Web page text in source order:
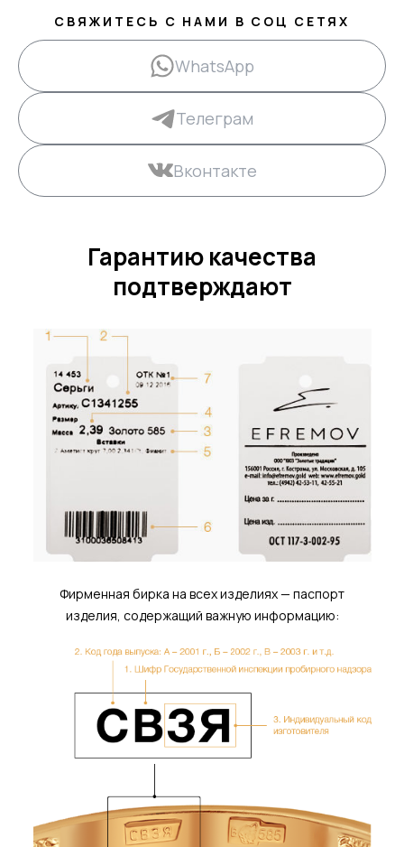
СВЯЖИТЕСЬ С НАМИ В СОЦ СЕТЯХ
WhatsApp
Телеграм
Вконтакте
Гарантию качества
подтверждают
Фирменная бирка на всех изделиях — паспорт
изделия, содержащий важную информацию: